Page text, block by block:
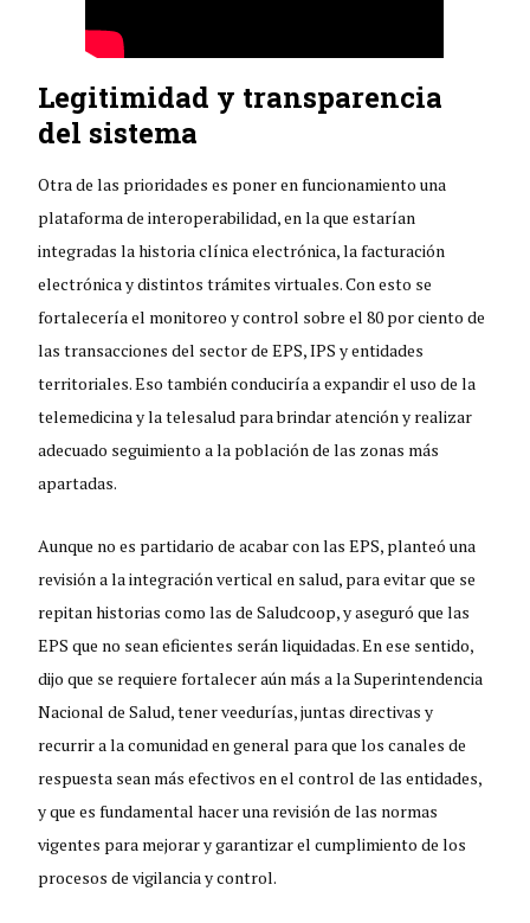
Legitimidad y transparencia
del sistema
Otra de las prioridades es poner en funcionamiento una
plataforma de interoperabilidad, en la que estarían
integradas la historia clínica electrónica, la facturación
electrónica y distintos trámites virtuales. Con esto se
fortalecería el monitoreo y control sobre el 80 por ciento de
las transacciones del sector de EPS, IPS y entidades
territoriales. Eso también conduciría a expandir el uso de la
telemedicina y la telesalud para brindar atención y realizar
adecuado seguimiento a la población de las zonas más
apartadas.
Aunque no es partidario de acabar con las EPS, planteó una
revisión a la integración vertical en salud, para evitar que se
repitan historias como las de Saludcoop, y aseguró que las
EPS que no sean eficientes serán liquidadas. En ese sentido,
dijo que se requiere fortalecer aún más a la Superintendencia
Nacional de Salud, tener veedurías, juntas directivas y
recurrir a la comunidad en general para que los canales de
respuesta sean más efectivos en el control de las entidades,
y que es fundamental hacer una revisión de las normas
vigentes para mejorar y garantizar el cumplimiento de los
procesos de vigilancia y control.